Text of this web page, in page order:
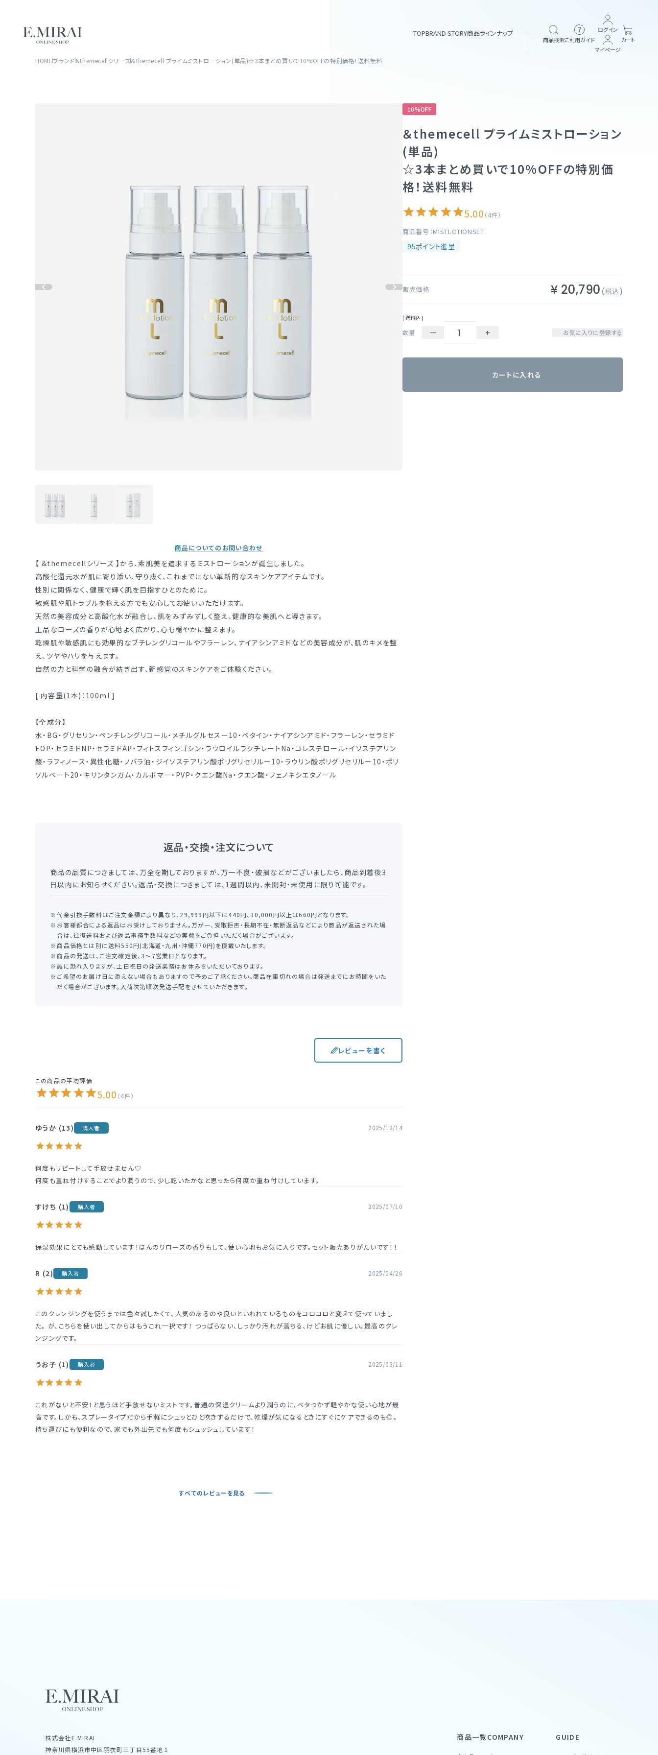
TOPBRAND STORY商品ラインナップ
アイテム一覧
スキンケア ヘアケア
サプリメント 定期購入
&themecell Shin&Me
その他
商品検索ご利用ガイド
ログイン
マイページ
カート
HOMEブランド&themecellシリーズ＆themecell プライムミストローション(単品)☆3本まとめ買いで10%OFFの特別価格！送料無料
商品についてのお問い合わせ
【 &themecellシリーズ 】から、素肌美を追求するミストローションが誕生しました。
高酸化還元水が肌に寄り添い、守り抜く、これまでにない革新的なスキンケアアイテムです。
性別に関係なく、健康で輝く肌を目指すひとのために。
敏感肌や肌トラブルを抱える方でも安心してお使いいただけます。
天然の美容成分と高酸化水が融合し、肌をみずみずしく整え、健康的な美肌へと導きます。
上品なローズの香りが心地よく広がり、心も穏やかに整えます。
乾燥肌や敏感肌にも効果的なブチレングリコールやフラーレン、ナイアシンアミドなどの美容成分が、肌のキメを整
え、ツヤやハリを与えます。
自然の力と科学の融合が紡ぎ出す、新感覚のスキンケアをご体験ください。
[ 内容量(1本)：100ml ]
【全成分】
水・BG・グリセリン・ペンチレングリコール・メチルグルセスー10・ベタイン・ナイアシンアミド・フラーレン・セラミド
EOP・セラミドNP・セラミドAP・フィトスフィンゴシン・ラウロイルラクチレートNa・コレステロール・イソステアリン
酸・ラフィノース・異性化糖・ノバラ油・ジイソステアリン酸ポリグリセリルー10・ラウリン酸ポリグリセリルー10・ポリ
ソルベート20・キサンタンガム・カルボマー・PVP・クエン酸Na・クエン酸・フェノキシエタノール
返品・交換・注文について
商品の品質につきましては、万全を期しておりますが、万一不良・破損などがございましたら、商品到着後3
日以内にお知らせください。返品・交換につきましては、1週間以内、未開封・未使用に限り可能です。
代金引換手数料はご注文金額により異なり、29,999円以下は440円、30,000円以上は660円となります。
お客様都合による返品はお受けしておりません。万が一、受取拒否・長期不在・無断返品などにより商品が返送された場
合は、往復送料および返品事務手数料などの実費をご負担いただく場合がございます。
商品価格とは別に送料550円(北海道・九州・沖縄770円)を頂戴いたします。
商品の発送は、ご注文確定後、3～7営業日となります。
誠に恐れ入りますが、土日祝日の発送業務はお休みをいただいております。
ご希望のお届け日に添えない場合もありますので予めご了承ください。商品在庫切れの場合は発送までにお時間をいた
だく場合がございます。入荷次第順次発送手配をさせていただきます。
5.00 4
ゆうか 13 購入者 2025/12/14
何度もリピートして手放せません♡
何度も重ね付けすることでより潤うので、少し乾いたかなと思ったら何度か重ね付けしています。
すけち 1 購入者 2025/07/10
保湿効果にとても感動しています！ほんのりローズの香りもして、使い心地もお気に入りです。セット販売ありがたいです！！
R 2 購入者 2025/04/26
このクレンジングを使うまでは色々試したくて、人気のあるのや良いといわれているものをコロコロと変えて使っていまし
た。 が、こちらを使い出してからはもうこれ一択です！ つっぱらない、しっかり汚れが落ちる、けどお肌に優しい。最高のクレ
ンジングです。
うお子 1 購入者 2025/03/11
これがないと不安！と思うほど手放せないミストです。普通の保湿クリームより潤うのに、ベタつかず軽やかな使い心地が最
高です。しかも、スプレータイプだから手軽にシュッとひと吹きするだけで、乾燥が気になるときにすぐにケアできるのも◎。
持ち運びにも便利なので、家でも外出先でも何度もシュッシュしています！
すべてのレビューを見る
レビューを書く
10%OFF
＆themecell プライムミストローション
(単品)
☆3本まとめ買いで10%OFFの特別価
格！送料無料
5.00 4
商品番号 MISTLOTIONSET
95
販売価格 ¥ 20,790
送料込
お気に入りに登録する
数量 － +
カートに入れる
株式会社E.MIRAI
神奈川県横浜市中区羽衣町三丁目55番地１
商品一覧COMPANY GUIDE